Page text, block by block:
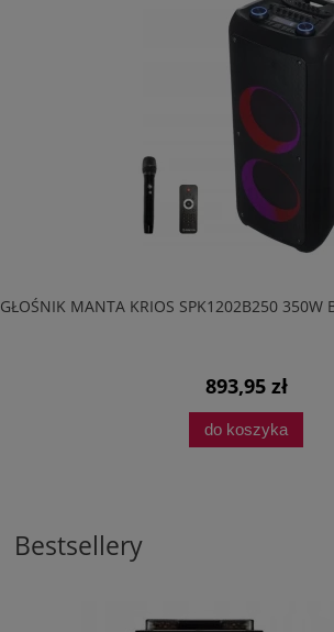
GŁOŚNIK MANTA KRIOS SPK1202B250 350W
893,95 zł
do koszyka
Bestsellery